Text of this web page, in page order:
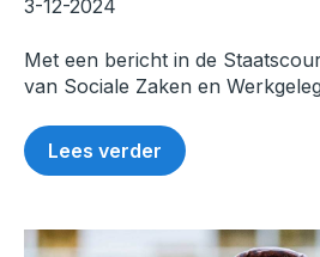
3-12-2024
Met een bericht in de
van Sociale Zaken en
Lees verder